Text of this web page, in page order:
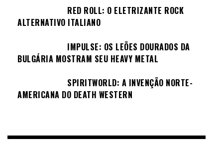
RED ROLL: O ELETRIZANTE ROCK
ALTERNATIVO ITALIANO
IMPULSE: OS LEÕES DOURADOS DA
BULGÁRIA MOSTRAM SEU HEAVY METAL
SPIRITWORLD: A INVENÇÃO NORTE-
AMERICANA DO DEATH WESTERN